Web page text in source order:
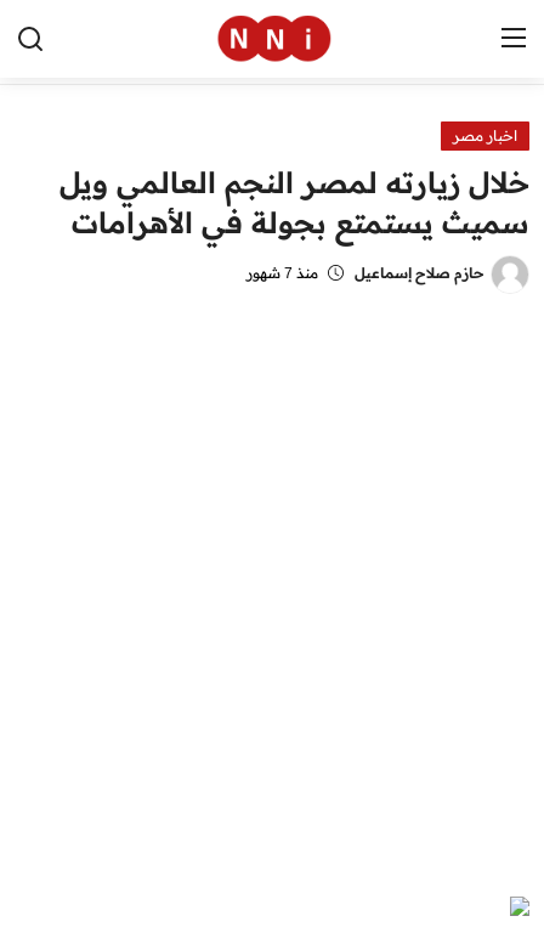
الرئيسية
اخبار مصر
العالم
اخبار مصر
خلال زيارته لمصر النجم العالمي ويل
سميث يستمتع بجولة في الأهرامات
حازم صلاح إسماعيل منذ 7 شهور